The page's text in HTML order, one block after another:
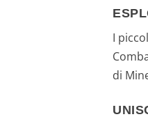
I
di